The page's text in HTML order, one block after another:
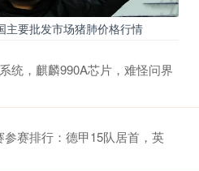
主要批发市场猪肺价格行情
统，麒麟990A芯片，难怪问界
赛排行：德甲15队居首，英